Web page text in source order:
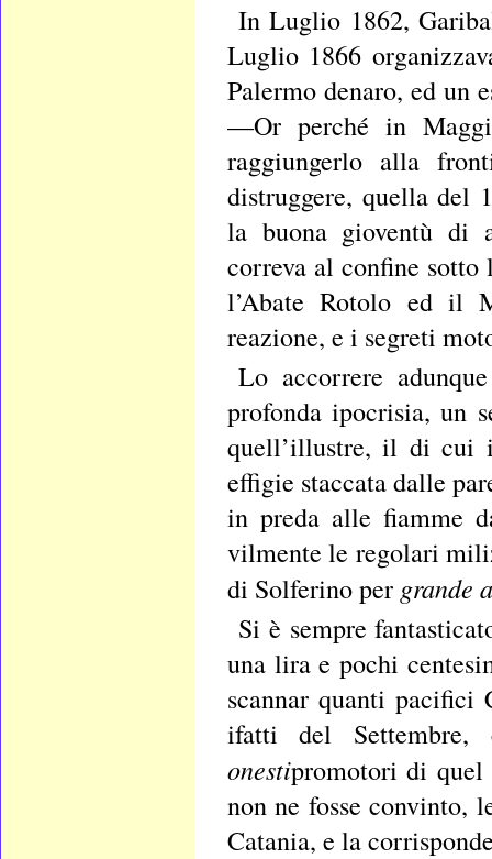
In Luglio 1862,
Luglio 1866
Palermo denaro, ed un
—Or perché in
raggiungerlo alla
distruggere, quella del
la buona gioventù di
correva al confine
l’Abate Rotolo ed il
reazione, e i segreti
Lo accorrere
profonda ipocrisia, un
quell’illustre, il di cui
effigie staccata dalle
in preda alle fiamme
vilmente le regolari
di Solferino per grande
Si è sempre
una lira e pochi
scannar quanti pacifici
ifatti del
onestipromotori di quel
non ne fosse convinto,
Catania, e la